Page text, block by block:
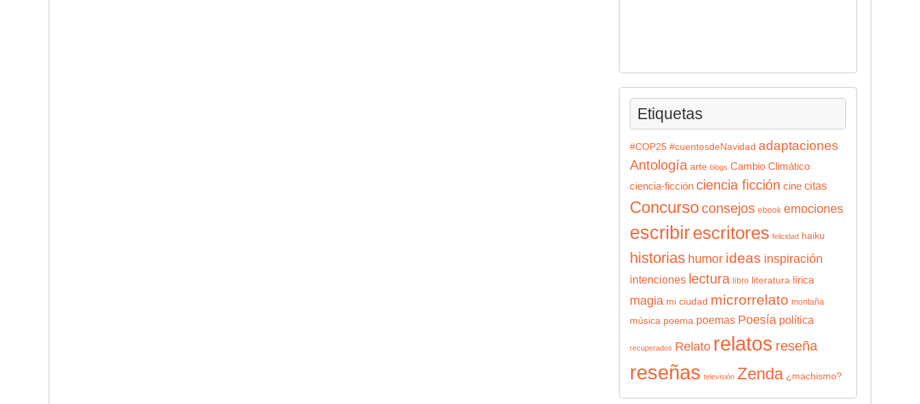
Etiquetas
#COP25 #cuentosdeNavidad adaptaciones
Antología arte blogs Cambio Climático
ciencia-ficción ciencia ficción cine citas
Concursoconsejos ebook emociones
escribirescritores felicidad haiku
historias humor ideas inspiración
intenciones lectura libro literatura lírica
magia mi ciudad microrrelato montaña
música poema poemas Poesía política
recuperados Relato relatos reseña
reseñas televisión Zenda ¿machismo?